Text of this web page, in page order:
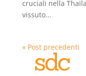
cruciali nella
vissuto...
« Post precedenti